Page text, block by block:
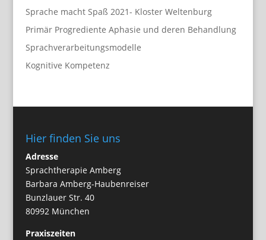
Sprache macht Spaß 2021- Kloster Weltenburg
Primär Progrediente Aphasie und deren Behandlung
Sprachverarbeitungsmodelle
Kognitive Kompetenz
Hier finden Sie uns
Adresse
Sprachtherapie Amberg
Barbara Amberg-Haubenreiser
Bunzlauer Str. 40
80992 München
Praxiszeiten